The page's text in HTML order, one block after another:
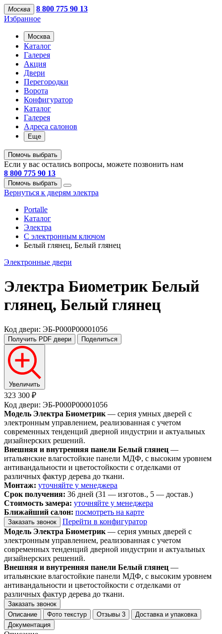
Москва
8 800 775 90 13
Избранное
Москва
Каталог
Галерея
Акция
Двери
Перегородки
Ворота
Конфигуратор
Каталог
Галерея
Адреса салонов
Еще
Помочь выбрать
Если у вас остались вопросы, можете позвонить нам
8 800 775 90 13
Помочь выбрать
Вернуться к дверям электра
Portalle
Каталог
Электра
С электронным ключом
Белый глянец, Белый глянец
Электронные двери
Электра Биометрик Белый
глянец, Белый глянец
Код двери: ЭБ-P000P00001056
Получить PDF двери Поделиться
Увеличить
323 300 ₽
Код двери: ЭБ-P000P00001056
Модель Электра Биометрик — серия умных дверей с
электронным управлением, реализованная с учетом
современных тенденций дверной индустрии и актуальных
дизайнерских решений.
Внешняя и внутренняя панели Белый глянец —
итальянские влагостойкие панели МДФ, с высоким уровнем
антивандальности и цветостойкости с отделками от
различных фактур дерева до ткани.
Монтаж: уточняйте у менеджера
Срок получения: 36 дней (31 — изготов., 5 — достав.)
Стоимость замера: уточняйте у менеджера
Ближайший салон: посмотреть на карте
Заказать звонок
Перейти в конфигуратор
Модель Электра Биометрик — серия умных дверей с
электронным управлением, реализованная с учетом
современных тенденций дверной индустрии и актуальных
дизайнерских решений.
Внешняя и внутренняя панели Белый глянец —
итальянские влагостойкие панели МДФ, с высоким уровнем
антивандальности и цветостойкости с отделками от
различных фактур дерева до ткани.
Заказать звонок
Описание
Фото текстур Отзывы 3
Доставка и упаковка
Документация